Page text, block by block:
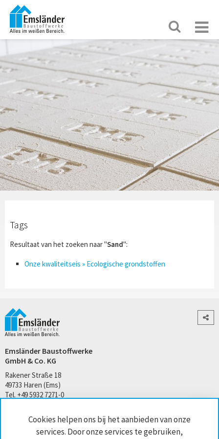
Cookies helpen ons bij het aanbieden van onze
services. Door onze services te gebruiken,
Tags
Resultaat van het zoeken naar "Sand":
Onze kwaliteitseis » Ecologische grondstoffen
Emsländer Baustoffwerke
GmbH & Co. KG
Rakener Straße 18
49733 Haren (Ems)
Tel. +49 5932 7271-0
www.emslaender.de